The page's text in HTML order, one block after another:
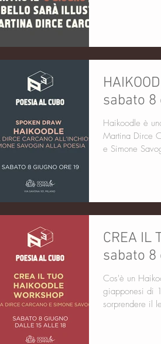
sabato
Haikoodle è
Martina Dirce
e Simone
CREA IL
sabato
Cos'è un Haikoodle? Gli haiku
giapponesi di
sorprendere il